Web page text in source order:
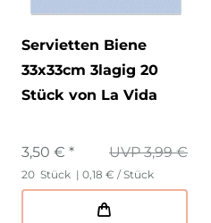
Servietten Biene
33x33cm 3lagig 20
Stück von La Vida
UVP 3,99 €
3,50 € *
20 Stück | 0,18 € / Stück